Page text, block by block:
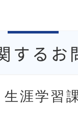
するお
涯学習